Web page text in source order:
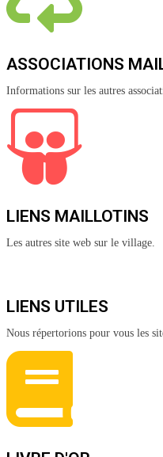
ASSOCIATIONS
Informations sur les autres
LIENS MAILLOTINS
Les autres site web sur le village.
LIENS UTILES
Nous répertorions pour vous les